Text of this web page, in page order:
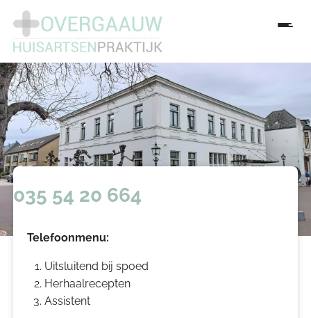
035 54 20 664
Telefoonmenu:
Uitsluitend bij spoed
Herhaalrecepten
Assistent